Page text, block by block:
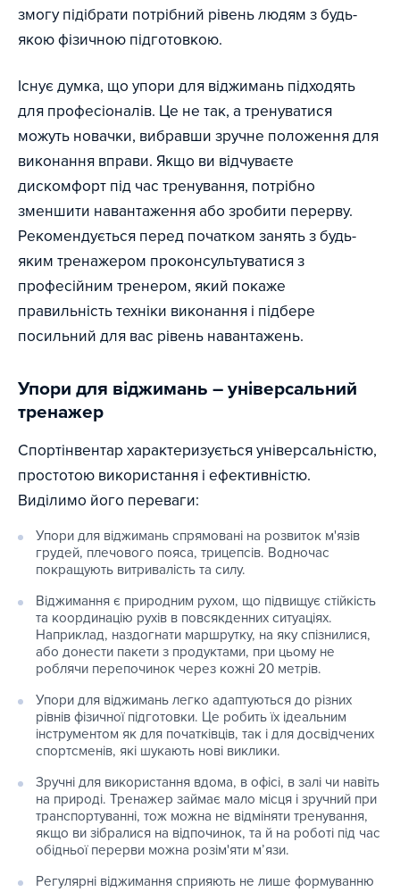
змогу підібрати потрібний рівень людям з будь-
якою фізичною підготовкою.
Існує думка, що упори для віджимань підходять
для професіоналів. Це не так, а тренуватися
можуть новачки, вибравши зручне положення для
виконання вправи. Якщо ви відчуваєте
дискомфорт під час тренування, потрібно
зменшити навантаження або зробити перерву.
Рекомендується перед початком занять з будь-
яким тренажером проконсультуватися з
професійним тренером, який покаже
правильність техніки виконання і підбере
посильний для вас рівень навантажень.
Упори для віджимань – універсальний
тренажер
Спортінвентар характеризується універсальністю,
простотою використання і ефективністю.
Виділимо його переваги:
Упори для віджимань спрямовані на розвиток м'язів
грудей, плечового пояса, трицепсів. Водночас
покращують витривалість та силу.
Віджимання є природним рухом, що підвищує стійкість
та координацію рухів в повсякденних ситуаціях.
Наприклад, наздогнати маршрутку, на яку спізнилися,
або донести пакети з продуктами, при цьому не
роблячи перепочинок через кожні 20 метрів.
Упори для віджимань легко адаптуються до різних
рівнів фізичної підготовки. Це робить їх ідеальним
інструментом як для початківців, так і для досвідчених
спортсменів, які шукають нові виклики.
Зручні для використання вдома, в офісі, в залі чи навіть
на природі. Тренажер займає мало місця і зручний при
транспортуванні, тож можна не відміняти тренування,
якщо ви зібралися на відпочинок, та й на роботі під час
обідньої перерви можна розім'яти м’язи.
Регулярні віджимання сприяють не лише формуванню